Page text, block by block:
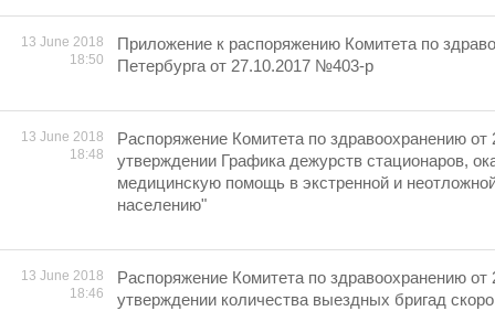
13 June 2018
18:50
Приложение к распоряжению Комитета по
Петербурга от 27.10.2017 №403-р
13 June 2018
18:48
Распоряжение Комитета по здравоохранению
утверждении Графика дежурств стационаров,
медицинскую помощь в экстренной и
населению"
13 June 2018
18:46
Распоряжение Комитета по здравоохранению
утверждении количества выездных бригад